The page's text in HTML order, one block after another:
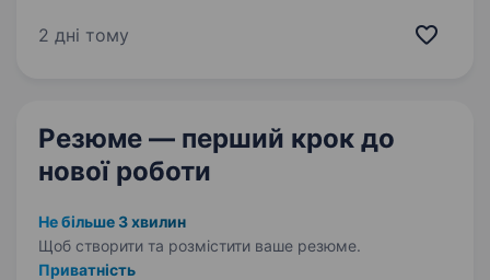
з 4000 людей, де кожен присвячений місії —
2 дні тому
Резюме — перший крок до
нової роботи
Не більше 3 хвилин
Щоб створити та розмістити ваше резюме.
Приватність